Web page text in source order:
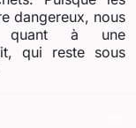
dangereux, nous
quant à une
qui reste sous